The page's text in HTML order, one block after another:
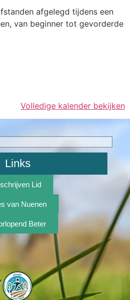
afgelegd tijdens een
van beginner tot gevorderde
Volledige kalender bekijken
Links
Lid
van Nuenen
Beter